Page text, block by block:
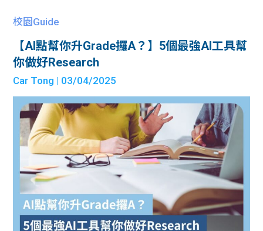
校園Guide
【AI點幫你升Grade攞A？】5個最強AI工具幫
你做好Research
Car Tong | 03/04/2025